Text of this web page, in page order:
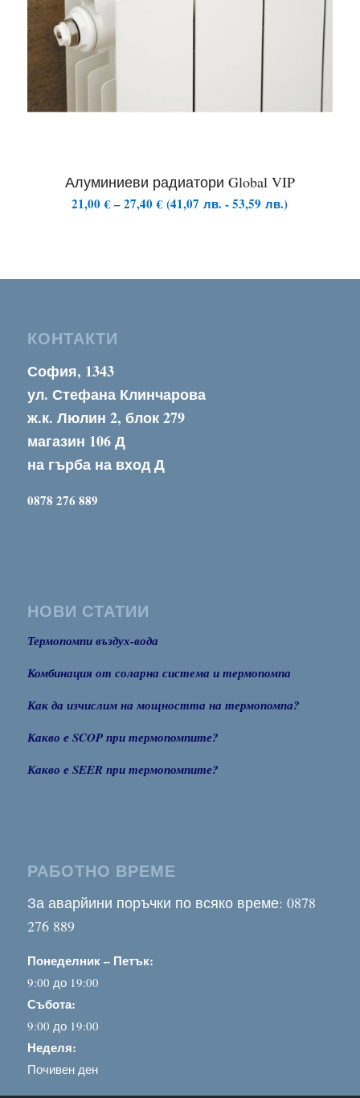
Алуминиеви радиатори Global VIP
21,00€ – 27,40€Price
27,40 €
(41,07лв. -53,59лв.)
КОНТАКТИ
София, 1343
ул. Стефана Клинчарова
ж.к. Люлин 2, блок 279
магазин 106 Д
на гърба на вход Д
0878 276 889
НОВИ СТАТИИ
Термопомпи въздух-вода
Комбинация от соларна система и термопомпа
Как да изчислим на мощността на термопомпа?
Какво е SCOP при термопомпите?
Какво е SEER при термопомпите?
РАБОТНО ВРЕМЕ
За аварйини поръчки по всяко време: 0878
276 889
Понеделник – Петък:
9:00 до 19:00
Събота:
9:00 до 19:00
Неделя:
Почивен ден